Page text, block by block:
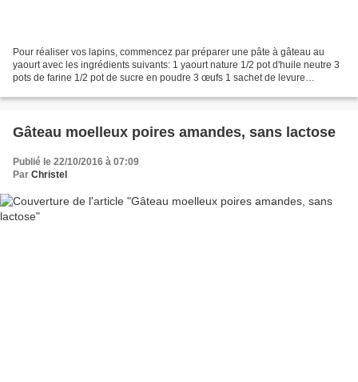
Pour réaliser vos lapins, commencez par préparer une pâte à gâteau au
yaourt avec les ingrédients suivants: 1 yaourt nature 1/2 pot d'huile neutre 3
pots de farine 1/2 pot de sucre en poudre 3 œufs 1 sachet de levure
Gâteau moelleux poires amandes, sans lactose
Publié le 22/10/2016 à 07:09
Par Christel